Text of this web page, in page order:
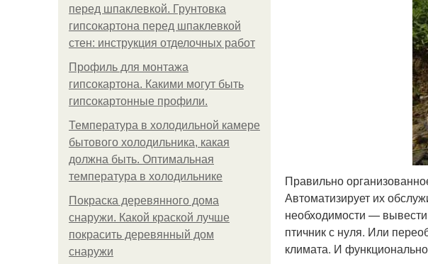
перед шпаклевкой. Грунтовка
гипсокартона перед шпаклевкой
стен: инструкция отделочных работ
Профиль для монтажа
гипсокартона. Какими могут быть
гипсокартонные профили.
Температура в холодильной камере
бытового холодильника, какая
должна быть. Оптимальная
температура в холодильнике
Покраска деревянного дома
снаружи. Какой краской лучше
покрасить деревянный дом
снаружи
Правильно
Автоматизирует их
необходимости —
птичник с нуля. Или
климата. И